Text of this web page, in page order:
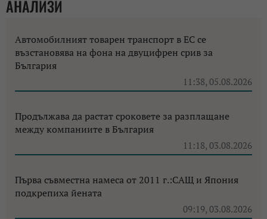
АНАЛИЗИ
Автомобилният товарен транспорт в ЕС се
възстановява на фона на двуцифрен срив за
България
11:38, 05.08.2026
Продължава да растат сроковете за разплащане
между компаниите в България
11:18, 03.08.2026
Първа съвместна намеса от 2011 г.:САЩ и Япония
подкрепиха йената
09:19, 03.08.2026